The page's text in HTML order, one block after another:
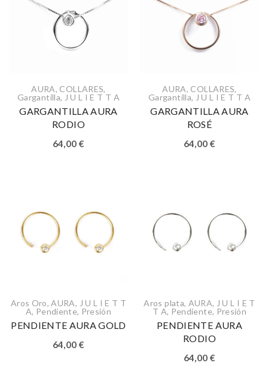
AURA, COLLARES,
Gargantilla, J U L I E T T A
GARGANTILLA AURA
RODIO
64,00 €
AURA, COLLARES,
Gargantilla, J U L I E T T A
GARGANTILLA AURA
ROSÉ
64,00 €
Aros Oro,AURA, J U L I E T T
A, Pendiente, Presión
PENDIENTE AURA GOLD
64,00 €
Aros plata, AURA, J U L I E T
T A, Pendiente, Presión
PENDIENTE AURA
RODIO
64,00 €